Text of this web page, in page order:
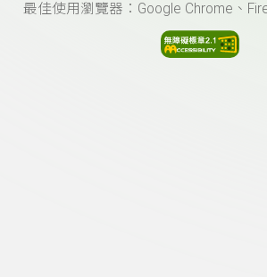
最佳使用瀏覽器：Google Chrome、